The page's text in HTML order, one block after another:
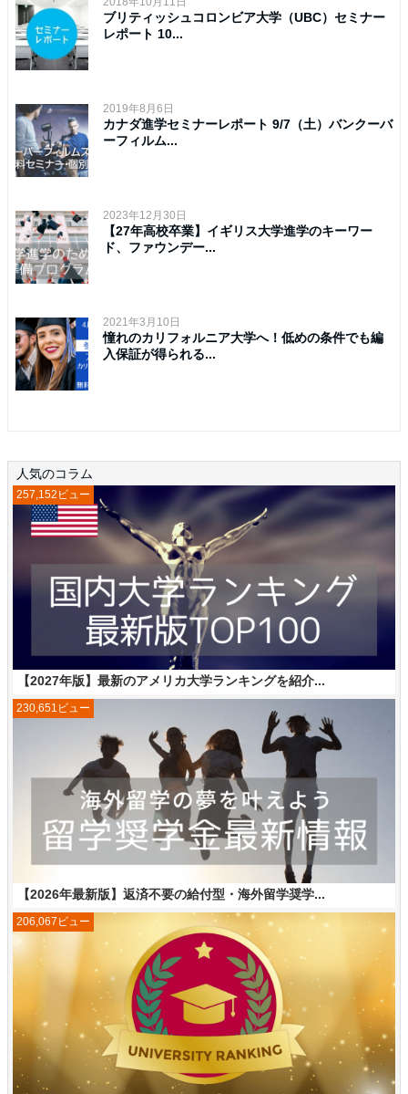
ブリティッシュコロンビア大学（UBC）セミナー
レポート 10...
2019年8月6日
カナダ進学セミナーレポート 9/7（土）バンクーバ
ーフィルム...
2023年12月30日
【27年高校卒業】イギリス大学進学のキーワー
ド、ファウンデー...
2021年3月10日
憧れのカリフォルニア大学へ！低めの条件でも編
入保証が得られる...
人気のコラム
【2027年版】最新のアメリカ大学ランキングを紹介...
257,152ビュー
【2026年最新版】返済不要の給付型・海外留学奨学...
230,651ビュー
206,067ビュー